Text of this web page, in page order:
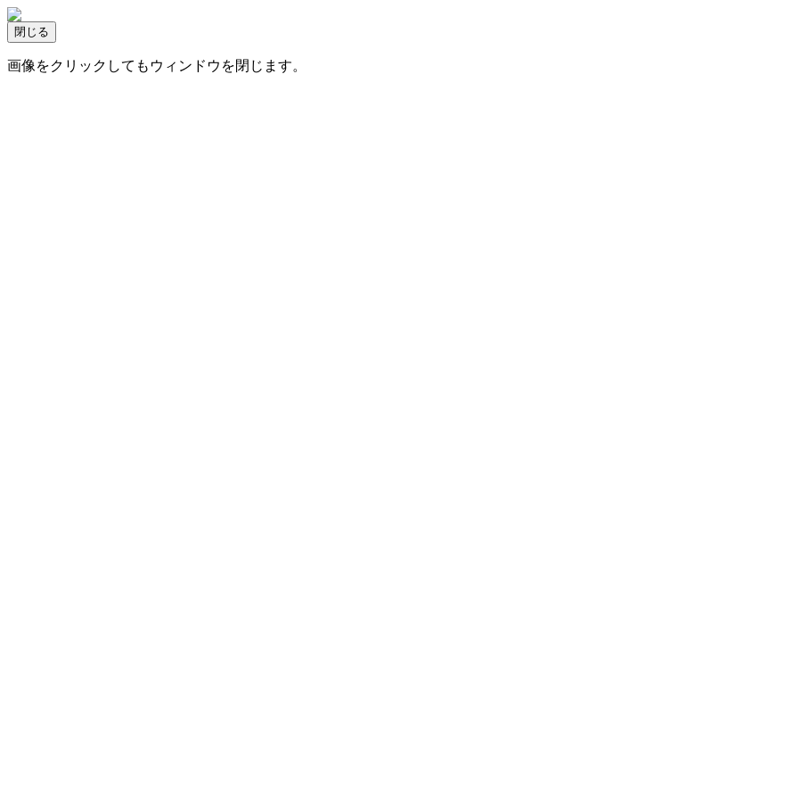
画像をクリックしてもウィンドウを閉じます。